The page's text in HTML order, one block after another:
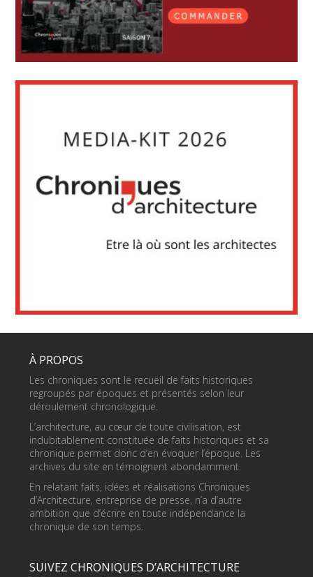
À PROPOS
Les chroniques sont le recueil de faits historiques
regroupés par époques et présentés selon leur
déroulement chronologique.
L’architecture, au cœur de toute civilisation, est
indubitablement constituée de faits historiques et sa
chronique permet donc d’en évoquer l’époque. Les
archives du site en témoignent abondamment.
En relatant faits, idées et réalisations Chroniques
d’Architecture, entreprise de presse, n’a d’autre
ambition que d’écrire en toute indépendance la
chronique de son temps.
SUIVEZ CHRONIQUES D’ARCHITECTURE